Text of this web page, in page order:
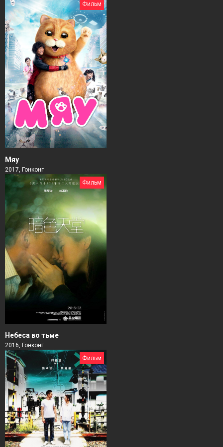
Фильм
Мяу
2017, Гонконг
Фильм
Небеса во тьме
2016, Гонконг
Фильм